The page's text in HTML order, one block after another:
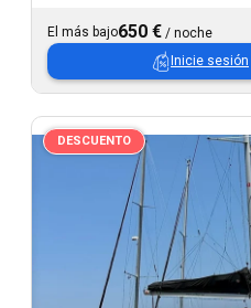
El más bajo650 € / noche
Inicie sesión
DESCUENTO